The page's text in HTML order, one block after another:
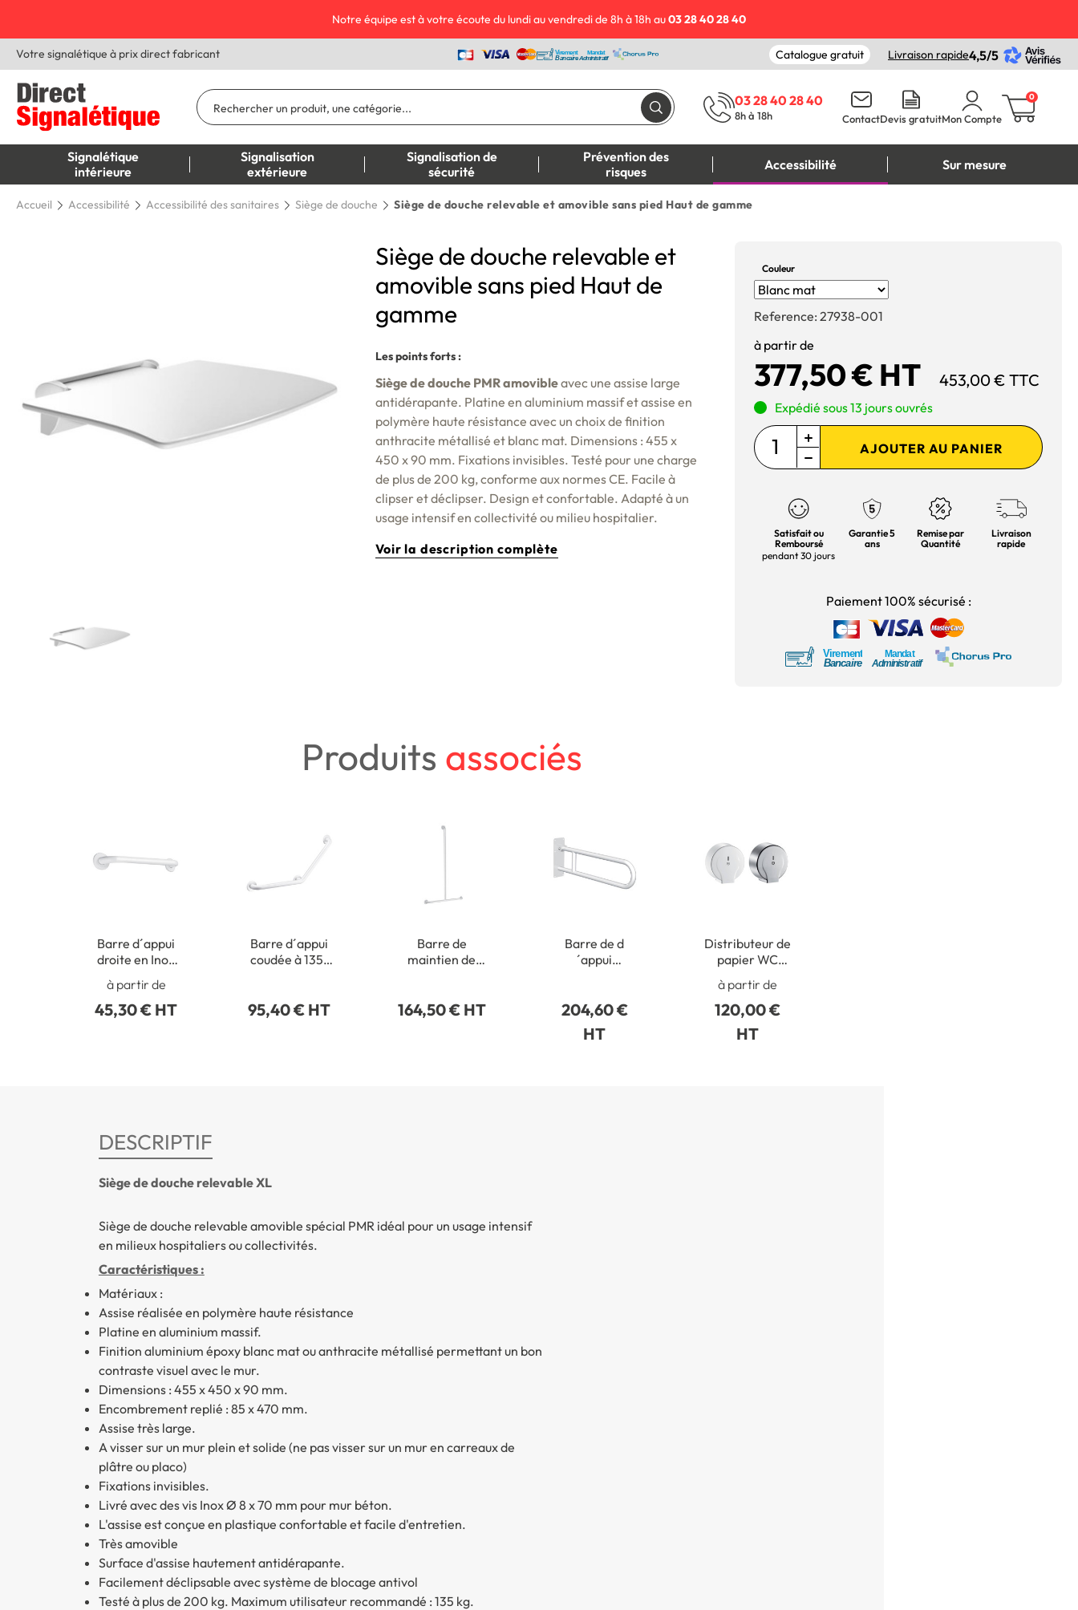
Notre équipe est à votre écoute du lundi au vendredi de 8h à 18h au03 28 40 28 40
Votre signalétique à prix direct fabricant Catalogue gratuit Livraison rapide4,5/5
03 28 40 28 40
8h à 18h ContactDevis gratuitMon Compte
0
Signalétique
intérieure
Signalisation
extérieure
Signalisation de
sécurité
Prévention des
risques
Accessibilité Sur mesure
Accueil Accessibilité Accessibilité des sanitaires Siège de douche Siège de douche relevable et amovible sans pied Haut de gamme
Siège de douche relevable et
amovible sans pied Haut de
gamme
Les points forts :
Siège de douche PMR amovibleavec une assise large
antidérapante. Platine en aluminium massif et assise en
polymère haute résistance avec un choix de finition
anthracite métallisé et blanc mat. Dimensions : 455 x
450 x 90 mm. Fixations invisibles. Testé pour une charge
de plus de 200 kg, conforme aux normes CE. Facile à
clipser et déclipser. Design et confortable. Adapté à un
usage intensif en collectivité ou milieu hospitalier.
Voir la description complète
Couleur
Reference: 27938-001
à partir de
377,50 € HT 453,00 € TTC
Expédié sous 13 jours ouvrés
AJOUTER AU PANIER
Satisfait ou
Remboursé
pendant 30 jours
Garantie 5
ans
Remise par
Quantité
Livraison
rapide
Paiement 100% sécurisé :
Produits associés
Barre d´appui
droite en Inox
à partir de
45,30 € HT
Barre d´appui
coudée à 135°
fixation
95,40 € HT
Barre de
maintien de
164,50 € HT
Barre de d
´appui
204,60 €
HT
Distributeur de
papier WC
pour bobine de
400 m
à partir de
120,00 €
HT
DESCRIPTIF
Siège de douche relevable XL
Siège de douche relevable amovible spécial PMR idéal pour un usage intensif
en milieux hospitaliers ou collectivités.
Caractéristiques :
Matériaux :
Assise réalisée en polymère haute résistance
Platine en aluminium massif.
Finition aluminium époxy blanc mat ou anthracite métallisé permettant un bon
contraste visuel avec le mur.
Dimensions : 455 x 450 x 90 mm.
Encombrement replié : 85 x 470 mm.
Assise très large.
A visser sur un mur plein et solide (ne pas visser sur un mur en carreaux de
plâtre ou placo)
Fixations invisibles.
Livré avec des vis Inox Ø 8 x 70 mm pour mur béton.
L'assise est conçue en plastique confortable et facile d'entretien.
Très amovible
Surface d'assise hautement antidérapante.
Facilement déclipsable avec système de blocage antivol
Testé à plus de 200 kg. Maximum utilisateur recommandé : 135 kg.